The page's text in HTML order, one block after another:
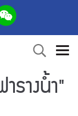
รางน้ำ"